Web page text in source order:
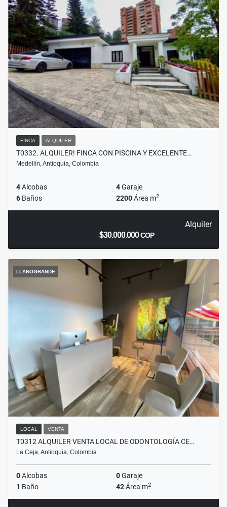
FINCA ALQUILER
T0332. ALQUILER! FINCA CON PISCINA Y EXCELENTE…
Medellín, Antioquia, Colombia
4Alcobas 4Garaje
6 Baños 2200Área m2
Alquiler
$30.000.000COP
LLANOGRANDE
LOCAL VENTA
T0312 ALQUILER VENTA LOCAL DE ODONTOLOGÍA CE…
La Ceja, Antioquia, Colombia
0Alcobas 0Garaje
1 Baño 42Área m2